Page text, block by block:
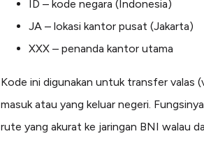
ID – kode negara (Indonesia)
JA – lokasi kantor pusat (Jakarta)
XXX – penanda kantor utama
Kode ini digunakan untuk transfer valas
masuk atau yang keluar negeri.
rute yang akurat ke jaringan BNI walau